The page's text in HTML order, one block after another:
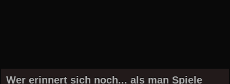
Wer erinnert sich noch... als man Spiele